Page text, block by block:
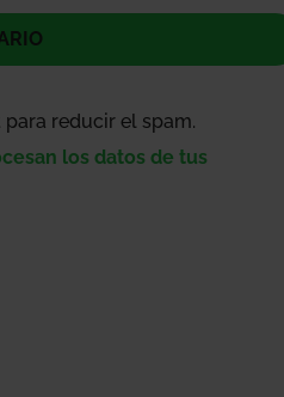
reducir el spam.
los datos de tus